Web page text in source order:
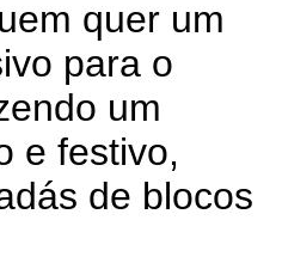
quer um
para o
um
e festivo,
de blocos